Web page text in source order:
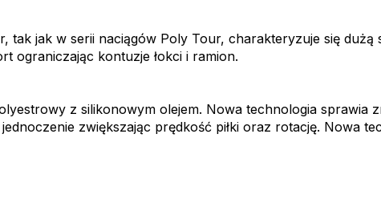
jak w serii naciągów Poly Tour, charakteryzuje się dużą
ograniczając kontuzje łokci i ramion.
z silikonowym olejem. Nowa technologia sprawia
zwiększając prędkość piłki oraz rotację. Nowa